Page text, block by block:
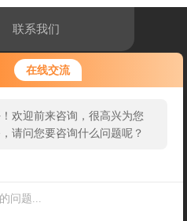
在线交流
欢迎前来咨询，很高兴为您
请问您要咨询什么问题呢？
联系我们